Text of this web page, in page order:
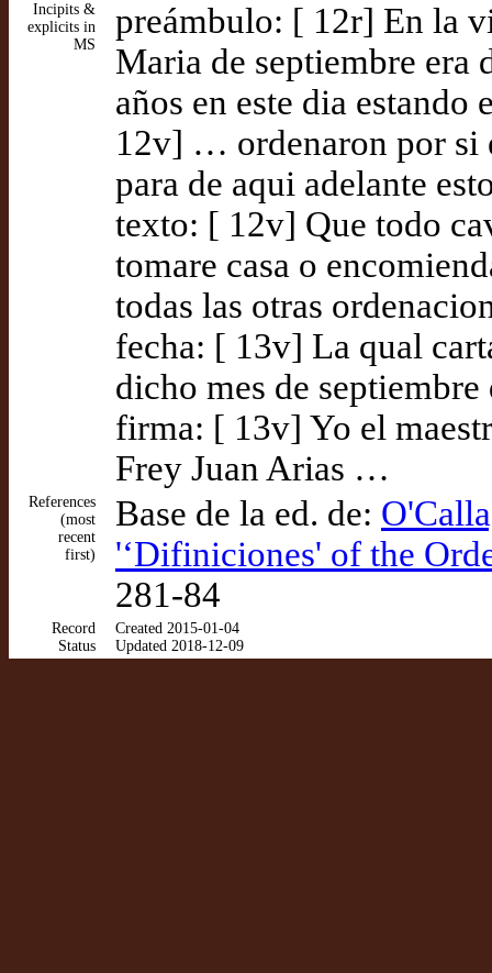
Incipits &
explicits in
MS
preámbulo: [ 12r] En la
Maria de septiembre era
años en este dia
12v] … ordenaron por si
para de aqui adelante
texto: [ 12v] Que todo
tomare casa o
todas las otras
fecha: [ 13v] La qual
dicho mes de
firma: [ 13v] Yo el
Frey Juan Arias …
References
(most
recent
first)
Base de la ed. de:
'‘Difiniciones' of the
281-84
Record
Status
Created 2015-01-04
Updated 2018-12-09